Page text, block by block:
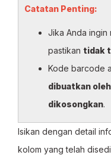
Catatan Penting:
Jika Anda ingin
pastikan tidak
Kode barcode
dibuatkan
dikosongkan.
Isikan dengan detail
kolom yang telah